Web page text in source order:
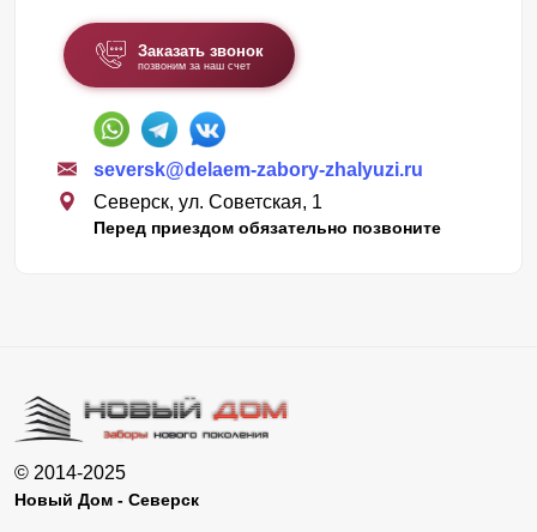
Заказать звонок
позвоним за наш счет
seversk@delaem-zabory-zhalyuzi.ru
Северск, ул. Советская, 1
Перед приездом обязательно позвоните
© 2014-2025
Новый Дом - Северск